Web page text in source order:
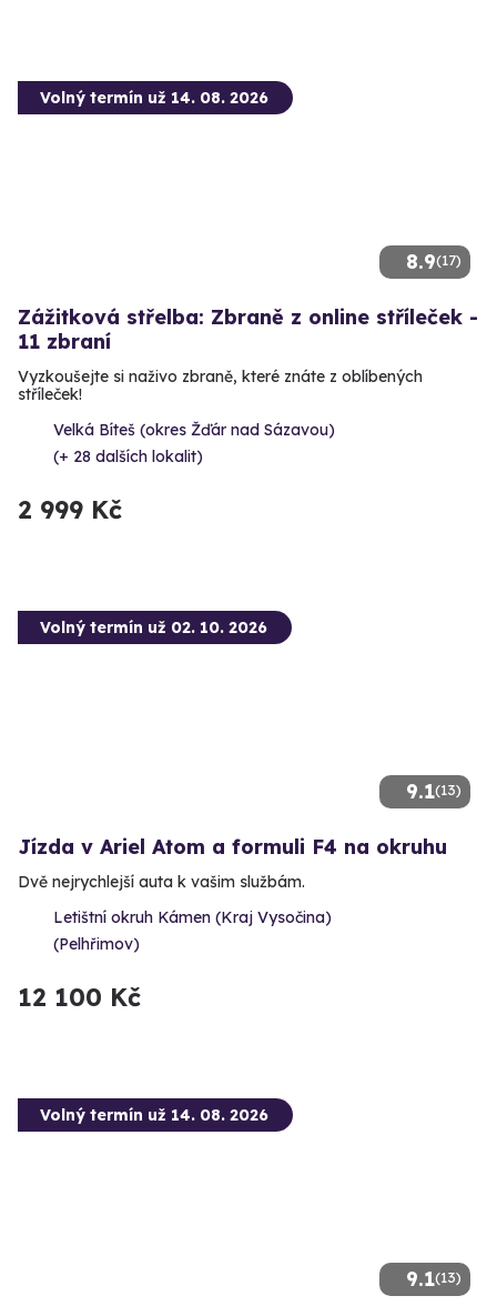
8.9(17)
Volný termín už 14. 08. 2026
Zážitková střelba: Zbraně z online stříleček -
11 zbraní
Vyzkoušejte si naživo zbraně, které znáte z oblíbených
stříleček!
Velká Bíteš (okres Žďár nad Sázavou)
(+ 28 dalších lokalit)
2 999 Kč
9.1(13)
Volný termín už 02. 10. 2026
Jízda v Ariel Atom a formuli F4 na okruhu
Dvě nejrychlejší auta k vašim službám.
Letištní okruh Kámen (Kraj Vysočina)
(Pelhřimov)
12 100 Kč
9.1(13)
Volný termín už 14. 08. 2026